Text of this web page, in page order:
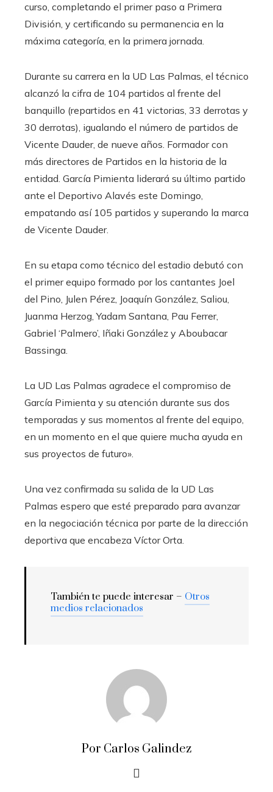
curso, completando el primer paso a Primera
División, y certificando su permanencia en la
máxima categoría, en la primera jornada.
Durante su carrera en la UD Las Palmas, el técnico
alcanzó la cifra de 104 partidos al frente del
banquillo (repartidos en 41 victorias, 33 derrotas y
30 derrotas), igualando el número de partidos de
Vicente Dauder, de nueve años. Formador con
más directores de Partidos en la historia de la
entidad. García Pimienta liderará su último partido
ante el Deportivo Alavés este Domingo,
empatando así 105 partidos y superando la marca
de Vicente Dauder.
En su etapa como técnico del estadio debutó con
el primer equipo formado por los cantantes Joel
del Pino, Julen Pérez, Joaquín González, Saliou,
Juanma Herzog, Yadam Santana, Pau Ferrer,
Gabriel ‘Palmero’, Iñaki González y Aboubacar
Bassinga.
La UD Las Palmas agradece el compromiso de
García Pimienta y su atención durante sus dos
temporadas y sus momentos al frente del equipo,
en un momento en el que quiere mucha ayuda en
sus proyectos de futuro».
Una vez confirmada su salida de la UD Las
Palmas espero que esté preparado para avanzar
en la negociación técnica por parte de la dirección
deportiva que encabeza Víctor Orta.
También te puede interesar – Otros
medios relacionados
Por Carlos Galindez